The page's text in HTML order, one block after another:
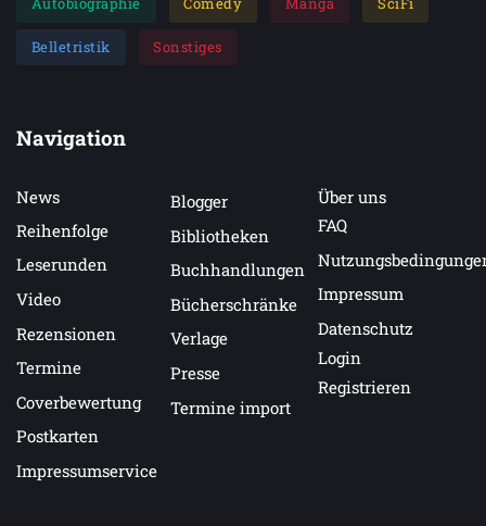
Belletristik Sonstiges
Navigation
News
Reihenfolge
Leserunden
Video
Rezensionen
Termine
Coverbewertung
Postkarten
Impressumservice
Blogger
Bibliotheken
Buchhandlungen
Bücherschränke
Verlage
Presse
Termine import
Über uns
FAQ
Impressum
Datenschutz
Login
Registrieren